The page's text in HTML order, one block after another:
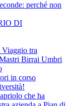
perché non
DI
tra
Birrai Umbri
in corso
che ha